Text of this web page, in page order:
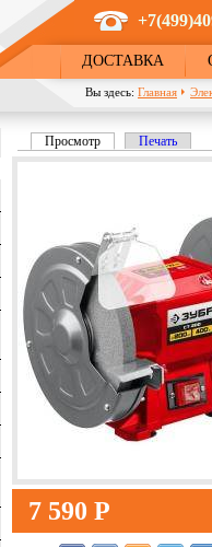
ДОСТАВКА
Вы здесь: Главная
Главные вкладки
Просмотр (активная вкладка)
Печать
7 590 Р